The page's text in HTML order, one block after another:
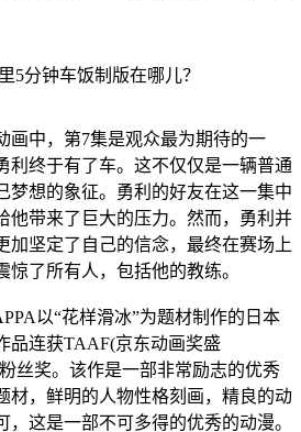
中，第7集是观众最为期待的一
利终于有了车。这不仅仅是一辆普通
梦想的象征。勇利的好友在这一集中
他带来了巨大的压力。然而，勇利并
加坚定了自己的信念，最终在赛场上
了所有人，包括他的教练。
以“花样滑冰”为题材制作的日本
品连获TAAF(京东动画奖盛
丝奖。该作是一部非常励志的优秀
材，鲜明的人物性格刻画，精良的动
，这是一部不可多得的优秀的动漫。